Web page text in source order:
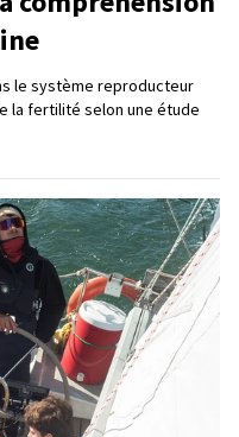
le système reproducteur
la fertilité selon une étude